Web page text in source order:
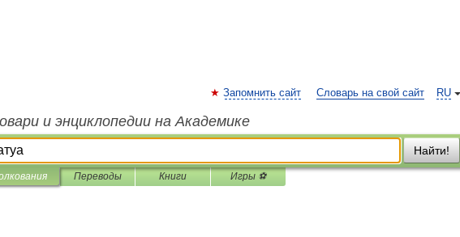
RU
Запомнить сайт Словарь на свой сайт
и энциклопедии на Академике
Найти!
Переводы Книги Игры ⚽